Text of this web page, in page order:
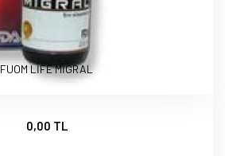
FUOM LİFE MİGRAL
0,00 TL